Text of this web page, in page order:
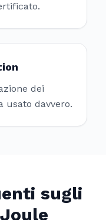
dei
usato davvero.
sugli